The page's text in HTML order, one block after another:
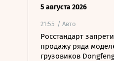
5 августа 2026
21:55 / Авто
Росстандарт
продажу ряда
грузовиков